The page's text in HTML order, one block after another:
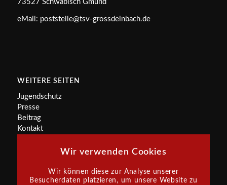
73527 Schwäbisch Gmünd
eMail: poststelle@tsv-grossdeinbach.de
WEITERE SEITEN
Jugendschutz
Presse
Beitrag
Kontakt
Wir verwenden Cookies
Wir können diese zur Analyse unserer
Besucherdaten platzieren, um unsere Website zu